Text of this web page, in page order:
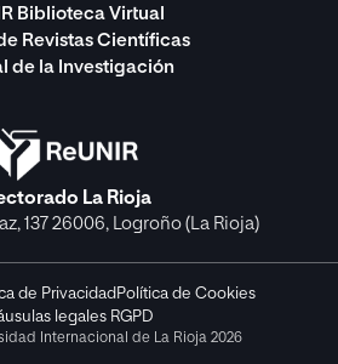
Biblioteca Virtual
Revistas Científicas
de la Investigación
La Rioja
137 26006, Logroño (La Rioja)
de Privacidad Política de Cookies
legales RGPD
Internacional de La Rioja 2026